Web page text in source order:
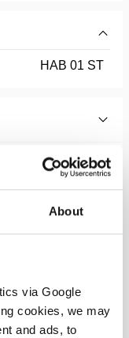
About
via Google
cookies, we may
and ads, to
HAB 01 ST
Bottle ST 2 L 200